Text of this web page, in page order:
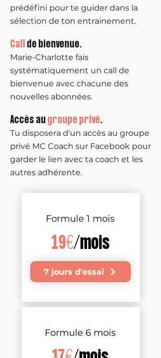
prédéfini pour te guider dans la
sélection de ton entrainement.
Call de bienvenue.
Marie-Charlotte fais
systématiquement un call de
bienvenue avec chacune des
nouvelles abonnées.
Accès augroupe privé.
Tu disposera d'un accès au groupe
privé MC Coach sur Facebook pour
garder le lien avec ta coach et les
autres adhérente.
Formule 1 mois
19€/mois
7 jours d'essai
Formule 6 mois